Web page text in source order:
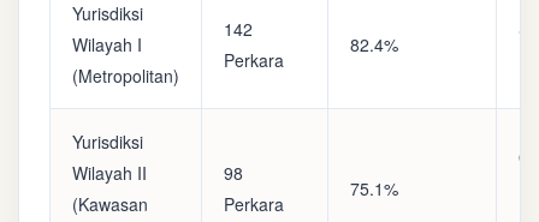
Yurisdiksi
Wilayah I
(Metropolitan)
142
Perkara
82.4%
Yurisdiksi
Wilayah II
(Kawasan
98
Perkara
75.1%